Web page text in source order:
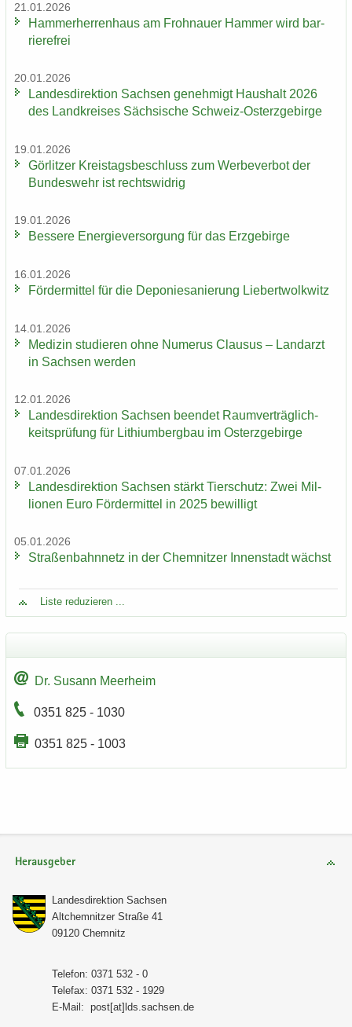
21.01.2026
Ham­mer­her­ren­haus am Froh­nau­er Ham­mer wird bar­
rie­re­frei
20.01.2026
Lan­des­di­rek­ti­on Sach­sen ge­neh­migt Haus­halt 2026
des Land­krei­ses Säch­si­sche Schweiz-​Osterzgebirge
19.01.2026
Gör­lit­zer Kreis­tags­be­schluss zum Wer­be­ver­bot der
Bun­des­wehr ist rechts­wid­rig
19.01.2026
Bes­se­re En­er­gie­ver­sor­gung für das Erz­ge­bir­ge
16.01.2026
För­der­mit­tel für die De­po­nie­sa­nie­rung Lie­bert­wolkwitz
14.01.2026
Me­di­zin stu­die­ren ohne Nu­me­rus Clau­sus – Land­arzt
in Sach­sen wer­den
12.01.2026
Lan­des­di­rek­ti­on Sach­sen be­en­det Ra­um­ver­träg­lich­
keits­prü­fung für Li­thi­um­berg­bau im Ost­erz­ge­bir­ge
07.01.2026
Lan­des­di­rek­ti­on Sach­sen stärkt Tier­schutz: Zwei Mil­
lio­nen Euro För­der­mit­tel in 2025 be­wil­ligt
05.01.2026
Stra­ßen­bahn­netz in der Chem­nit­zer In­nen­stadt wächst
Liste re­du­zie­ren ...
Dr. Su­sann Meer­heim
0351 825 - 1030
0351 825 - 1003
Herausgeber
Lan­des­di­rek­ti­on Sach­sen
Alt­chem­nit­zer Stra­ße 41
09120 Chem­nitz
Te­le­fon: 0371 532 - 0
Te­le­fax: 0371 532 - 1929
E-​Mail: post[at]lds.sach­sen.de